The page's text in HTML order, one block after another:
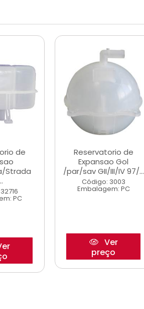
de
Strada
PC
Reservatorio de
Expansao Gol
/par/sav GII/III/IV 97/...
Código: 3003
Embalagem: PC
Ver
preço